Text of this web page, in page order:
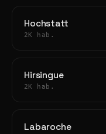
Hochstatt
2K hab.
Hirsingue
2K hab.
Labaroche